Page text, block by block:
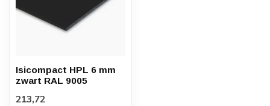
Isicompact HPL 6 mm
zwart RAL 9005
213,72